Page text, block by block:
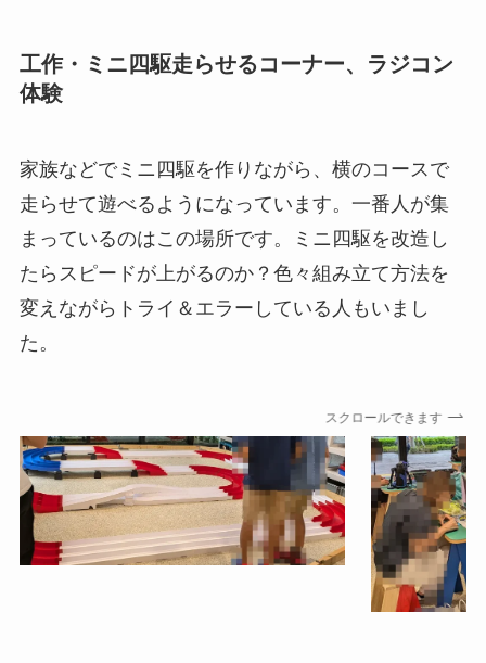
工作・ミニ四駆走らせるコーナー、ラジコン
体験
家族などでミニ四駆を作りながら、横のコースで
走らせて遊べるようになっています。一番人が集
まっているのはこの場所です。ミニ四駆を改造し
たらスピードが上がるのか？色々組み立て方法を
変えながらトライ＆エラーしている人もいまし
た。
スクロールできます